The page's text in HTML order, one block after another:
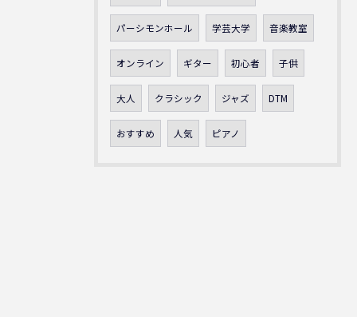
パーシモンホール 学芸大学 音楽教室
オンライン ギター 初心者 子供
大人 クラシック ジャズ DTM
おすすめ 人気 ピアノ